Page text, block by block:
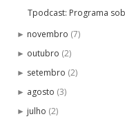
Tpodcast: Programa
► novembro (7)
► outubro (2)
► setembro (2)
► agosto (3)
► julho (2)